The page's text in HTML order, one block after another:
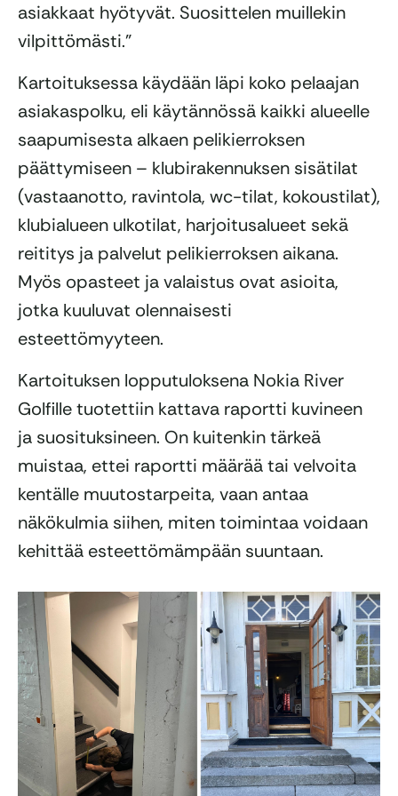
asiakkaat hyötyvät. Suosittelen muillekin
vilpittömästi.”
Kartoituksessa käydään läpi koko pelaajan
asiakaspolku, eli käytännössä kaikki alueelle
saapumisesta alkaen pelikierroksen
päättymiseen – klubirakennuksen sisätilat
(vastaanotto, ravintola, wc-tilat, kokoustilat),
klubialueen ulkotilat, harjoitusalueet sekä
reititys ja palvelut pelikierroksen aikana.
Myös opasteet ja valaistus ovat asioita,
jotka kuuluvat olennaisesti
esteettömyyteen.
Kartoituksen lopputuloksena Nokia River
Golfille tuotettiin kattava raportti kuvineen
ja suosituksineen. On kuitenkin tärkeä
muistaa, ettei raportti määrää tai velvoita
kentälle muutostarpeita, vaan antaa
näkökulmia siihen, miten toimintaa voidaan
kehittää esteettömämpään suuntaan.